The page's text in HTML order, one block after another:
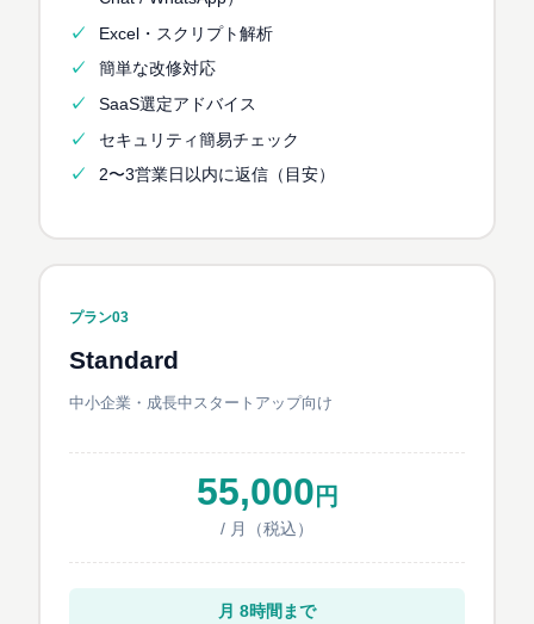
Excel・スクリプト解析
簡単な改修対応
SaaS選定アドバイス
セキュリティ簡易チェック
2〜3営業日以内に返信（目安）
プラン03
Standard
中小企業・成長中スタートアップ向け
55,000 円
/ 月（税込）
月 8時間まで